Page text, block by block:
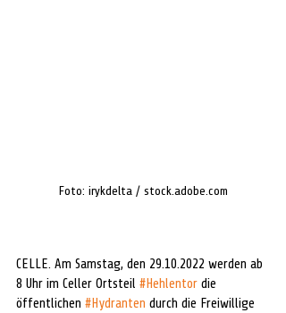
Foto: irykdelta / stock.adobe.com
CELLE. Am Samstag, den 29.10.2022 werden ab
8 Uhr im Celler Ortsteil #Hehlentor die
öffentlichen #Hydranten durch die Freiwillige